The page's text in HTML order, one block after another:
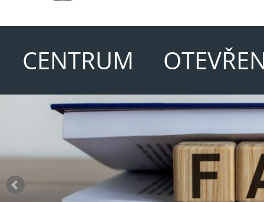
CENTRUM